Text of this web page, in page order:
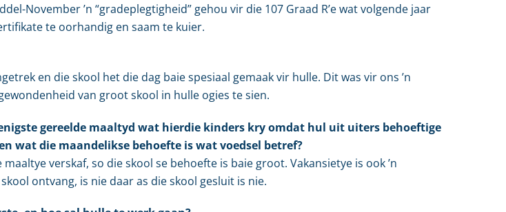
November ’n “gradeplegtigheid” gehou vir die 107 Graad R’e wat volgende jaar
te oorhandig en saam te kuier.
en die skool het die dag baie spesiaal gemaak vir hulle. Dit was vir ons ’n
van groot skool in hulle ogies te sien.
gereelde maaltyd wat hierdie kinders kry omdat hul uit uiters behoeftige
wat die maandelikse behoefte is wat voedsel betref?
verskaf, so die skool se behoefte is baie groot. Vakansietye is ook ’n
ontvang, is nie daar as die skool gesluit is nie.